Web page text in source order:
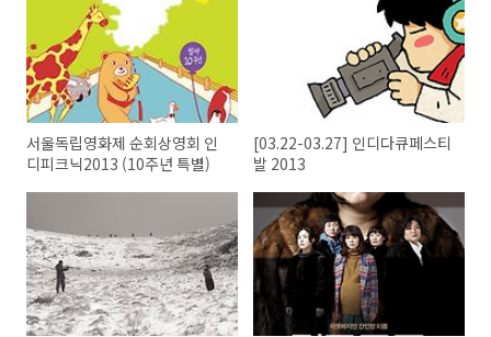
서울독립영화제 순회상영회 인
디피크닉2013 (10주년 특별)
[03.22-03.27] 인디다큐페스티
발 2013